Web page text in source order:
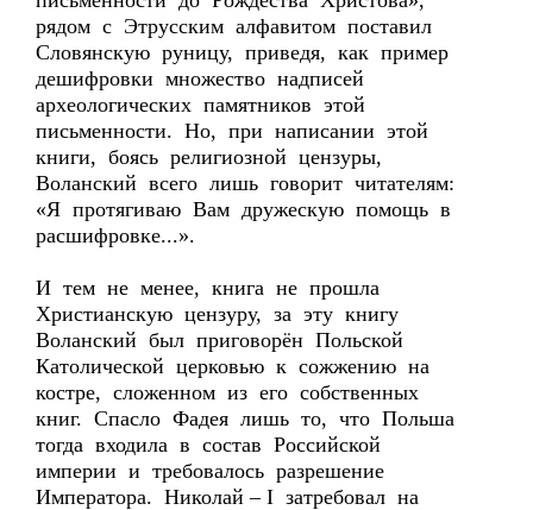
рядом с Этрусским алфавитом поставил
Словянскую руницу, приведя, как пример
дешифровки множество надписей
археологических памятников этой
письменности. Но, при написании этой
книги, боясь религиозной цензуры,
Воланский всего лишь говорит читателям:
«Я протягиваю Вам дружескую помощь в
расшифровке...».
И тем не менее, книга не прошла
Христианскую цензуру, за эту книгу
Воланский был приговорён Польской
Католической церковью к сожжению на
костре, сложенном из его собственных
книг. Спасло Фадея лишь то, что Польша
тогда входила в состав Российской
империи и требовалось разрешение
Императора. Николай – I затребовал на